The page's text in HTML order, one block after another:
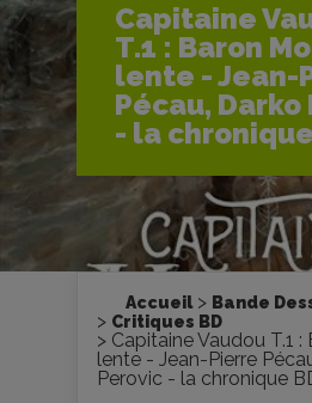
Capitaine
T.1 : Baron
lente - Jean-
Pécau,
- la
Accueil
Bande
Critiques BD
Capitaine Vaudou T.1
lente - Jean-Pierre
Perovic - la chronique